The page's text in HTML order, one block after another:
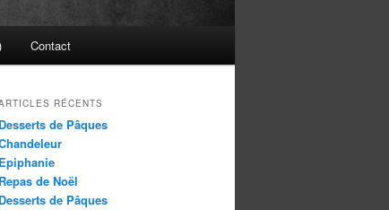
Contact
RÉCENTS
Desserts de Pâques
Epiphanie
Repas de Noël
Desserts de Pâques